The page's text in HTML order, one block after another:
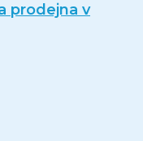
prodejna v